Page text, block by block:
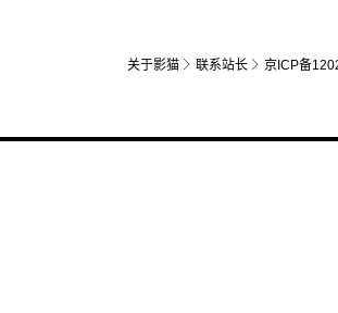
关于影猫 联系站长 京ICP备